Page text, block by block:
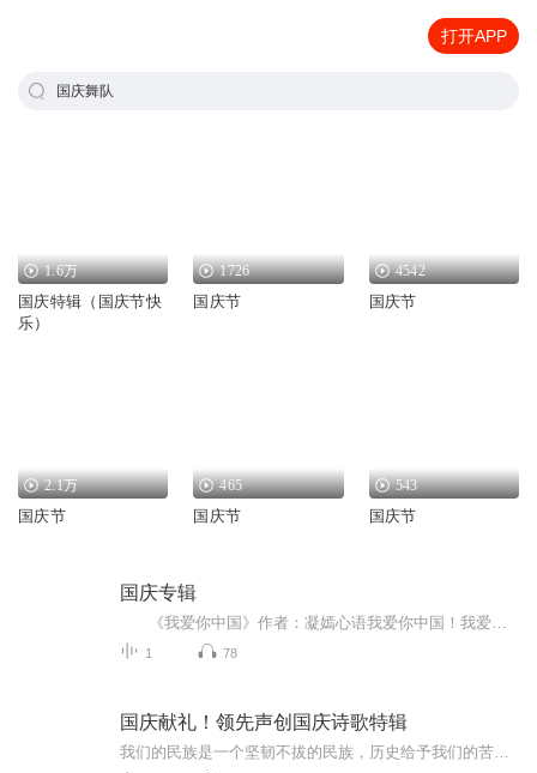
打开APP
国庆舞队
1.6万
国庆特辑（国庆节快
乐）
1726
国庆节
4542
国庆节
2.1万
国庆节
465
国庆节
543
国庆节
国庆专辑
1 78
国庆献礼！领先声创国庆诗歌特辑